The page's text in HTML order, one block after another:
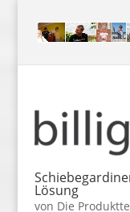
Lösung
von Die